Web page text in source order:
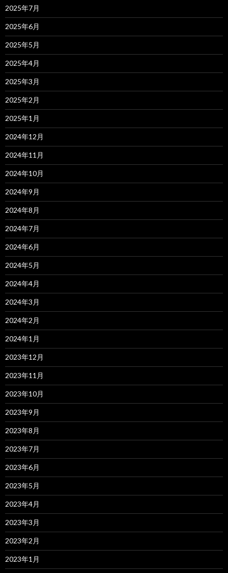
2025年7月
2025年6月
2025年5月
2025年4月
2025年3月
2025年2月
2025年1月
2024年12月
2024年11月
2024年10月
2024年9月
2024年8月
2024年7月
2024年6月
2024年5月
2024年4月
2024年3月
2024年2月
2024年1月
2023年12月
2023年11月
2023年10月
2023年9月
2023年8月
2023年7月
2023年6月
2023年5月
2023年4月
2023年3月
2023年2月
2023年1月